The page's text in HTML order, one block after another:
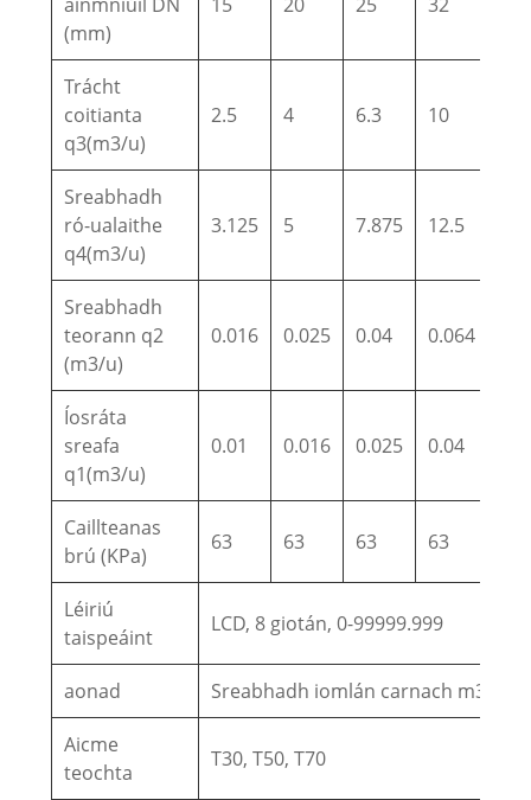
(mm)
Trácht
coitianta
q3(m3/u)
2.5 4 6.3 10
Sreabhadh
ró-ualaithe
q4(m3/u)
3.125 5 7.875 12.5
Sreabhadh
teorann q2
(m3/u)
0.016 0.025 0.04 0.064
Íosráta
sreafa
q1(m3/u)
0.01 0.016 0.025 0.04
Caillteanas
brú (KPa)
63 63 63 63
Léiriú
taispeáint
LCD, 8 giotán, 0-99999.999
aonad Sreabhadh iomlán carnach m3,
Aicme
teochta
T30, T50, T70